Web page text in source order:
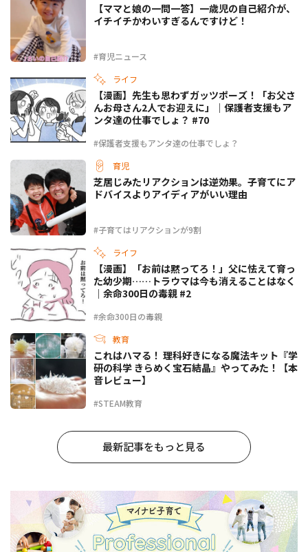
#育児ニュース
【ママと娘の一問一答】一歳児の自己紹介が、
イチイチかわいすぎるんですけど！
ライフ
#保護者支援もアンタ達の仕事でしょ？
【漫画】先生も思わずガッツポーズ！「お父さ
んお母さん2人でお迎えに」｜保護者支援もア
ンタ達の仕事でしょ？ #70
育児
#子育てはリアクションが9割
芝居じみたリアクションは逆効果。子育てにア
ドバイスよりアイディアがいい理由
ライフ
#余命300日の毒親
【漫画】「お前は黙ってろ！」父に怯えて育っ
た幼少期……トラウマは今も消えることはなく
｜余命300日の毒親 #2
教育
#STEAM教育
これはハマる！ 理科好きになる魔法キット『学
研の科学 きらめく宝石結晶』やってみた！【本
音レビュー】
最新記事をもっと見る